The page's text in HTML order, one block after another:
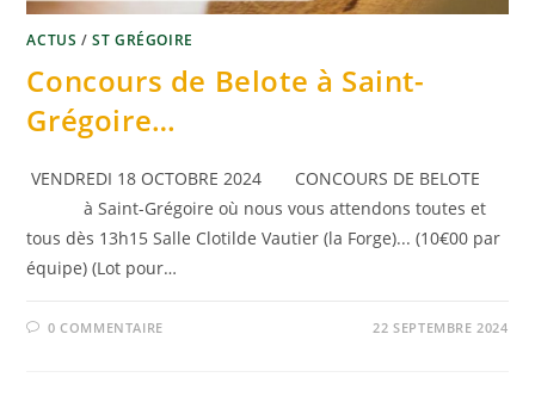
ACTUS /ST GRÉGOIRE
Concours de Belote à Saint-
Grégoire…
VENDREDI 18 OCTOBRE 2024 CONCOURS DE BELOTE
à Saint-Grégoire où nous vous attendons toutes et
tous dès 13h15 Salle Clotilde Vautier (la Forge)... (10€00 par
équipe) (Lot pour…
0 COMMENTAIRE 22 SEPTEMBRE 2024